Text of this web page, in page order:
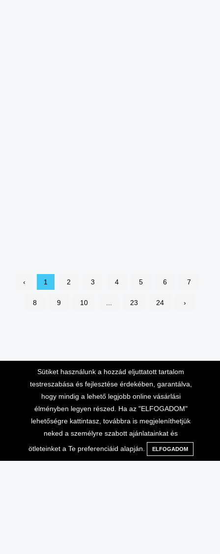
Menü Kategóriák Keresés
‹ 1 2 3 4 5 6 7
8 9 10 ... 23 24 ›
Lépj velünk kapcsolatba
Telefonos ügyfélszolgálat 10-
Vásárlási információk
Adatvédelem
Általános Szerződési
Sütiket használunk a hozzád eljuttatott tartalom
testreszabása és fejlesztése érdekében, garantálva,
hogy mindig a lehető legjobb online vásárlási
élményben legyen részed. Ha az "ELFOGADOM"
lehetőségre kattintasz, továbbra is megjeleníthetjük
neked a személyre szabott ajánlatainkat és
ötleteinket a Te preferenciáid alapján.
ELFOGADOM